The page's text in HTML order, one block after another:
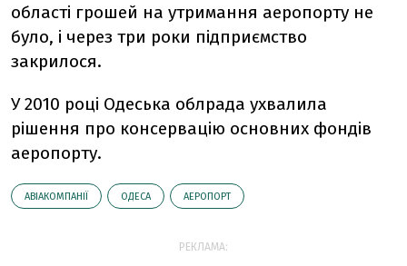
області грошей на утримання аеропорту не
було, і через три роки підприємство
закрилося.
У 2010 році Одеська облрада ухвалила
рішення про консервацію основних фондів
аеропорту.
АВІАКОМПАНІЇ ОДЕСА АЕРОПОРТ
РЕКЛАМА: